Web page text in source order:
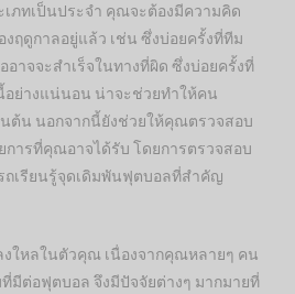
ภทเป็นประจำ คุณจะต้องมีความคิด
งฤดูกาลอยู่แล้ว เช่น ซึ่งบ่อยครั้งที่ทีม
าจจะสำเร็จในทางที่ผิด ซึ่งบ่อยครั้งที่
ย่างแน่นอน น่าจะช่วยทำให้คน
ต้น นอกจากนี้ยังช่วยให้คุณตรวจสอบ
ารที่คุณอาจได้รับ โดยการตรวจสอบ
ถเรียนรู้จุดเดิมพันฟุตบอลที่สำคัญ
ใหลในตัวคุณ เนื่องจากคุณหลายๆ คน
มีต่อฟุตบอล จึงมีปัจจัยต่างๆ มากมายที่